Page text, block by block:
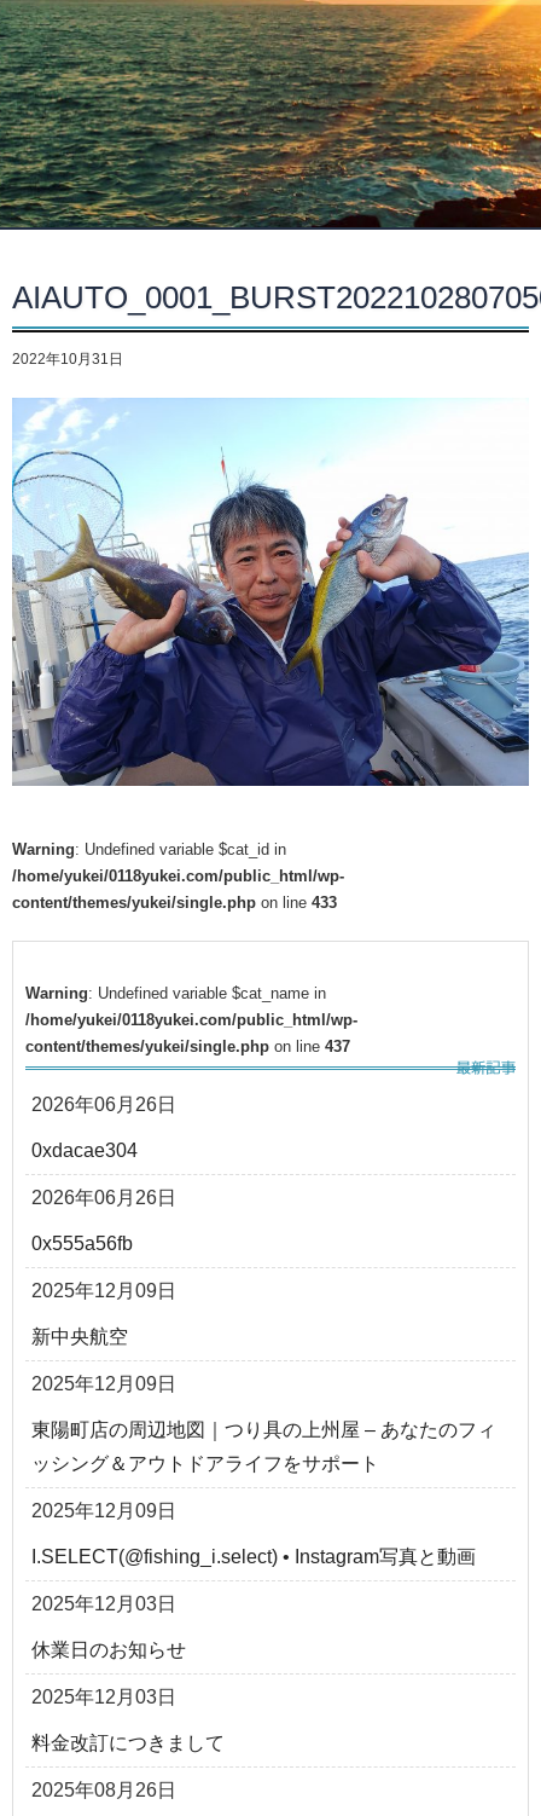
2022年10月31日
Warning: Undefined variable $cat_id in
/home/yukei/0118yukei.com/public_html/wp-
content/themes/yukei/single.php on line 433
Warning: Undefined variable $cat_name in
/home/yukei/0118yukei.com/public_html/wp-
content/themes/yukei/single.php on line 437
2026年06月26日
0xdacae304
2026年06月26日
0x555a56fb
2025年12月09日
新中央航空
2025年12月09日
東陽町店の周辺地図｜つり具の上州屋 – あなたのフィ
ッシング＆アウトドアライフをサポート
2025年12月09日
I.SELECT(@fishing_i.select) • Instagram写真と動画
2025年12月03日
休業日のお知らせ
2025年12月03日
料金改訂につきまして
2025年08月26日